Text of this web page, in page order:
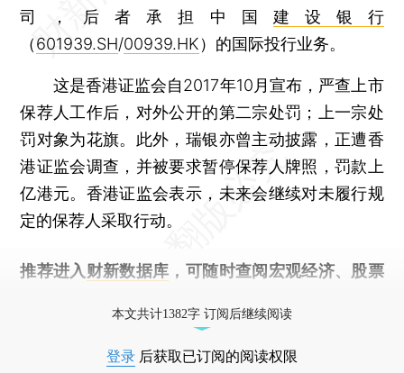
司，后者承担中国 建设银行
（601939.SH/00939.HK）的国际投行业务。
这是香港证监会自2017年10月宣布，严查上市
保荐人工作后，对外公开的第二宗处罚；上一宗处
罚对象为花旗。此外，瑞银亦曾主动披露，正遭香
港证监会调查，并被要求暂停保荐人牌照，罚款上
亿港元。香港证监会表示，未来会继续对未履行规
定的保荐人采取行动。
推荐进入 财新数据库 ，可随时查阅宏观经济、股票
本文共计1382字 订阅后继续阅读
登录 后获取已订阅的阅读权限